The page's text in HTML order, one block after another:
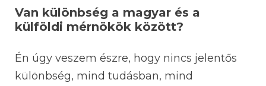
Van különbség a magyar és a
külföldi mérnökök között?
Én úgy veszem észre, hogy nincs jelentős
különbség, mind tudásban, mind